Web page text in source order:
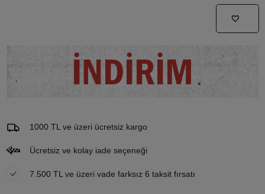
İNDİRİM
1000 TL ve üzeri ücretsiz kargo
Ücretsiz ve kolay iade seçeneği
7.500 TL ve üzeri vade farksız 6 taksit fırsatı